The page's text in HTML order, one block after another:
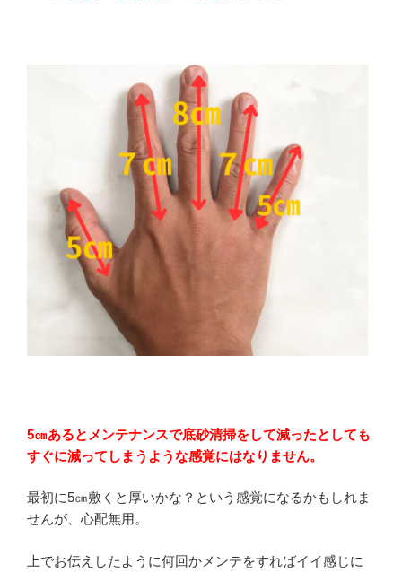
5㎝あるとメンテナンスで底砂清掃をして減ったとしても
すぐに減ってしまうような感覚にはなりません。
最初に5㎝敷くと厚いかな？という感覚になるかもしれま
せんが、心配無用。
上でお伝えしたように何回かメンテをすればイイ感じに